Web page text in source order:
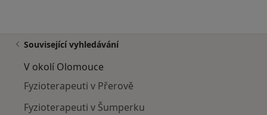
Související vyhledávání
V okolí Olomouce
Fyzioterapeuti v Přerově
Fyzioterapeuti v Šumperku